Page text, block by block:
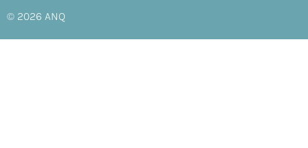
© 2026 ANQ